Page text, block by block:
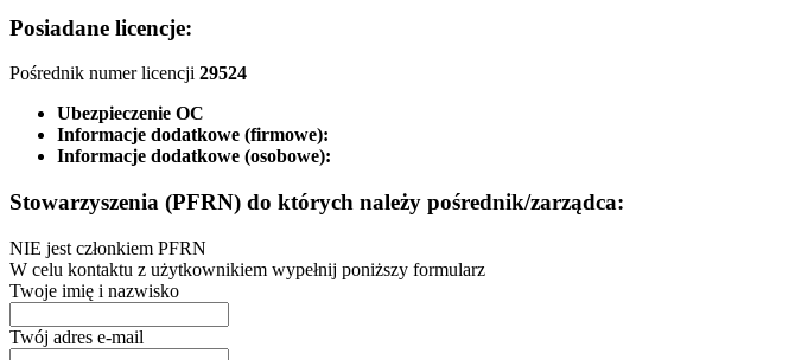
Posiadane licencje:
Pośrednik numer licencji 29524
Ubezpieczenie OC
Informacje dodatkowe (firmowe):
Informacje dodatkowe (osobowe):
Stowarzyszenia (PFRN) do których należy pośrednik/zarządca:
NIE jest członkiem PFRN
W celu kontaktu z użytkownikiem wypełnij poniższy formularz
Twoje imię i nazwisko
Twój adres e-mail